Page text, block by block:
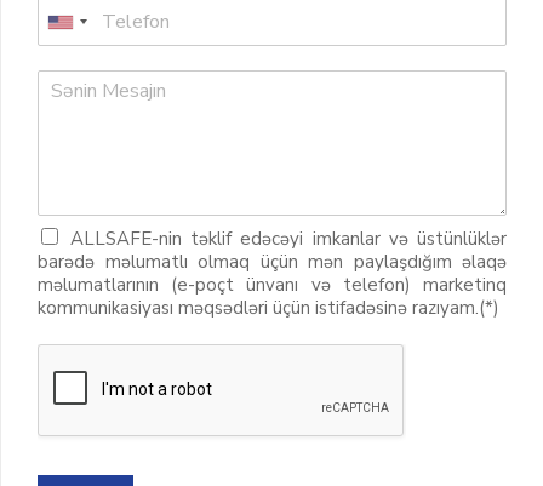
ALLSAFE-nin təklif edəcəyi imkanlar və üstünlüklər
barədə məlumatlı olmaq üçün mən paylaşdığım əlaqə
məlumatlarının (e-poçt ünvanı və telefon) marketinq
kommunikasiyası məqsədləri üçün istifadəsinə razıyam.(*)